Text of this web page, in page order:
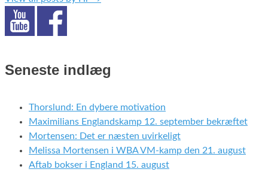
Seneste indlæg
Thorslund: En dybere motivation
Maximilians Englandskamp 12. september bekræftet
Mortensen: Det er næsten uvirkeligt
Melissa Mortensen i WBA VM-kamp den 21. august
Aftab bokser i England 15. august